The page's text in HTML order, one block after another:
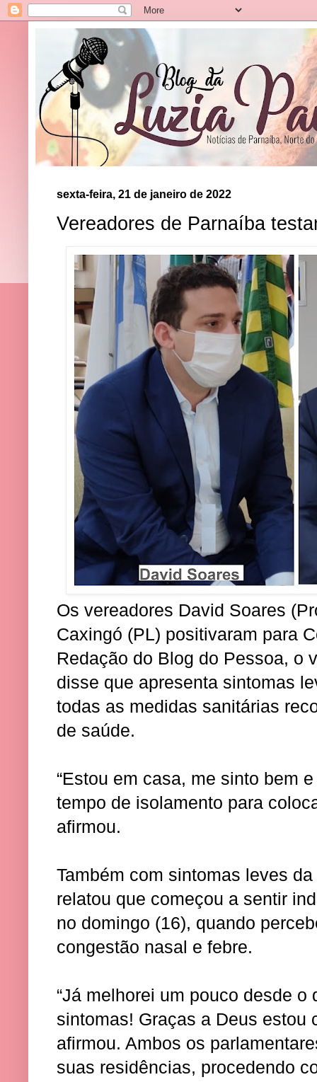
sexta-feira, 21 de janeiro de 2022
Vereadores de Parnaíba
Os vereadores David Soares
Caxingó (PL) positivaram para
Redação do Blog do Pessoa, o
disse que apresenta sintomas
todas as medidas sanitárias
de saúde.
“Estou em casa, me sinto bem
tempo de isolamento para
afirmou.
Também com sintomas leves
relatou que começou a sentir
no domingo (16), quando
congestão nasal e febre.
“Já melhorei um pouco desde
sintomas! Graças a Deus estou
afirmou. Ambos os
suas residências, procedendo